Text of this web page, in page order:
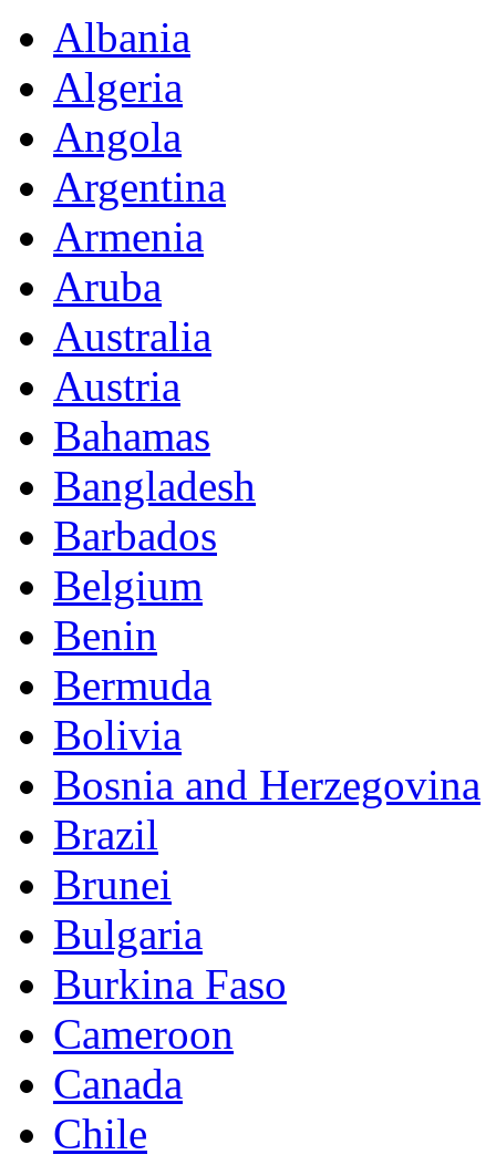
Albania
Algeria
Angola
Argentina
Armenia
Aruba
Australia
Austria
Bahamas
Bangladesh
Barbados
Belgium
Benin
Bermuda
Bolivia
Bosnia and Herzegovina
Brazil
Brunei
Bulgaria
Burkina Faso
Cameroon
Canada
Chile